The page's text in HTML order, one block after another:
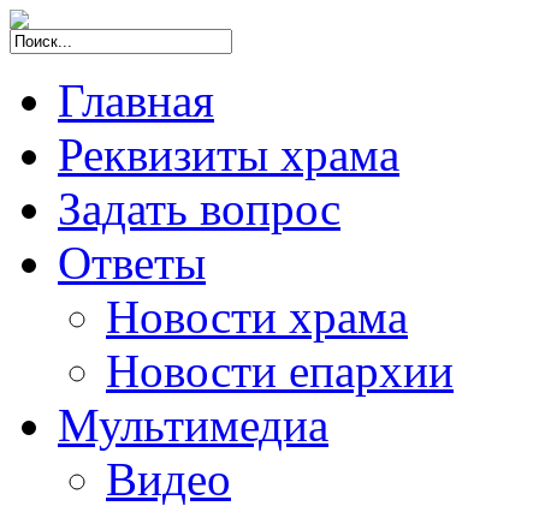
Главная
Реквизиты храма
Задать вопрос
Ответы
Новости храма
Новости епархии
Мультимедиа
Видео